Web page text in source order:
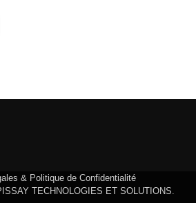
& Politique de Confidentialité
TECHNOLOGIES ET SOLUTIONS